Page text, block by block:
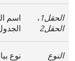
الحقل1 ،
الحقل2
اسم
النوع نوع